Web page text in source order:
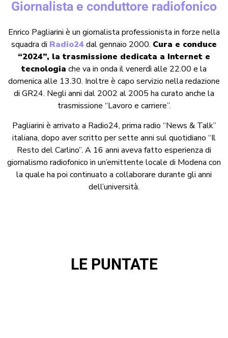
Giornalista e conduttore radiofonico
Enrico Pagliarini è un giornalista professionista in forze nella
squadra di Radio24dal gennaio 2000. Cura e conduce
“2024”, la trasmissione dedicata a Internet e
tecnologia che va in onda il venerdì alle 22.00 e la
domenica alle 13.30. Inoltre è capo servizio nella redazione
di GR24. Negli anni dal 2002 al 2005 ha curato anche la
trasmissione “Lavoro e carriere”.
Pagliarini è arrivato a Radio24, prima radio “News & Talk”
italiana, dopo aver scritto per sette anni sul quotidiano “Il
Resto del Carlino”. A 16 anni aveva fatto esperienza di
giornalismo radiofonico in un’emittente locale di Modena con
la quale ha poi continuato a collaborare durante gli anni
dell’università.
LE PUNTATE